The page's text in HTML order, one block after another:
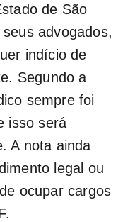
de São
advogados,
indício de
Segundo a
sempre foi
isso será
A nota ainda
legal ou
ocupar cargos